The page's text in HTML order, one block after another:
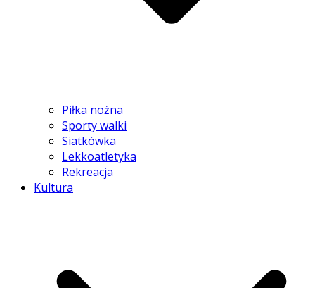
Piłka nożna
Sporty walki
Siatkówka
Lekkoatletyka
Rekreacja
Kultura